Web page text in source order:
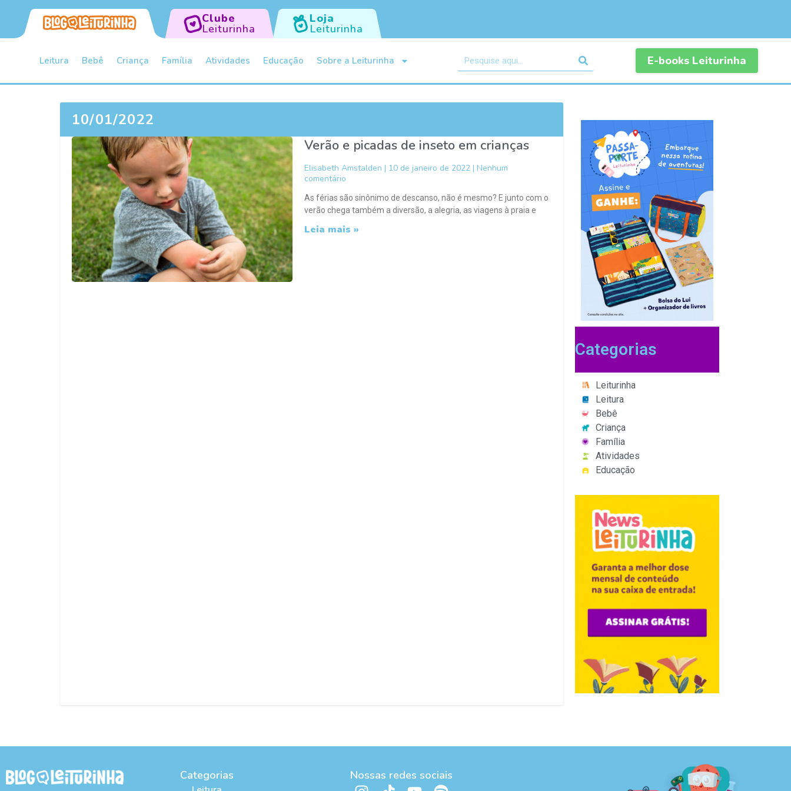
Clube
Leiturinha
Loja
Leiturinha
Leitura Bebê Criança Família Atividades Educação Sobre a Leiturinha E-books Leiturinha
10/01/2022
Verão e picadas de inseto em crianças
Elisabeth Amstalden 10 de janeiro de 2022
Nenhum
comentário
As férias são sinônimo de descanso, não é mesmo? E junto com o
verão chega também a diversão, a alegria, as viagens à praia e
Leia mais »
Categorias
Leiturinha
Leitura
Bebê
Criança
Família
Atividades
Educação
Categorias Nossas redes sociais